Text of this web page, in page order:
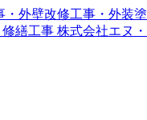
修繕工事 株式会社エヌ